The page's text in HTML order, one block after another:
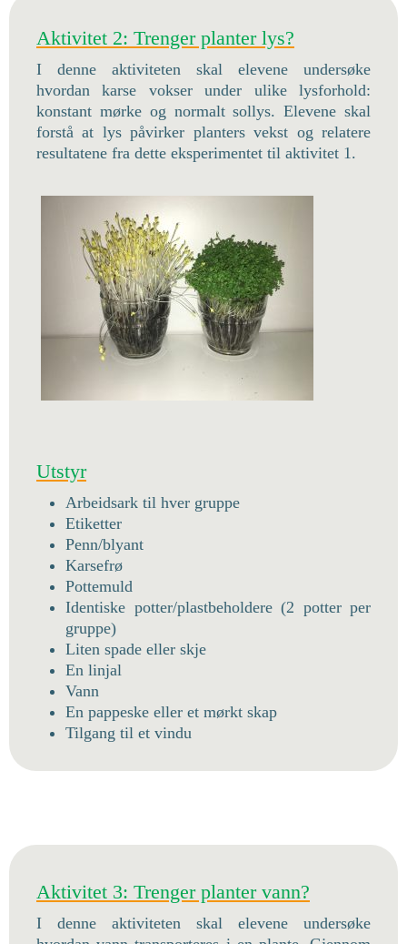
Aktivitet 2: Trenger planter lys?
I denne aktiviteten skal elevene undersøke
hvordan karse vokser under ulike lysforhold:
konstant mørke og normalt sollys. Elevene skal
forstå at lys påvirker planters vekst og relatere
resultatene fra dette eksperimentet til aktivitet 1.
Utstyr
Arbeidsark til hver gruppe
Etiketter
Penn/blyant
Karsefrø
Pottemuld
Identiske potter/plastbeholdere (2 potter per
gruppe)
Liten spade eller skje
En linjal
Vann
En pappeske eller et mørkt skap
Tilgang til et vindu
Aktivitet 3: Trenger planter vann?
I denne aktiviteten skal elevene undersøke